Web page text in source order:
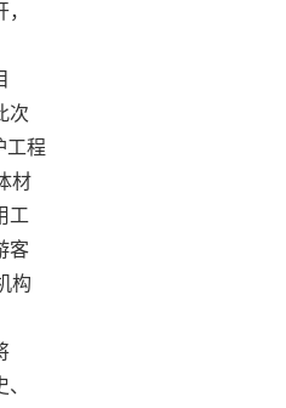
次
工程
材
工
客
构